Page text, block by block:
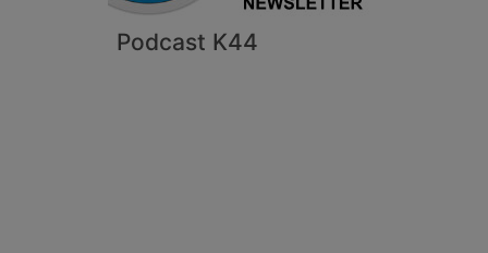
Podcast K44